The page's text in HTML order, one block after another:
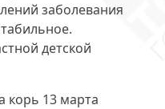
заболевания
детской
корь 13 марта